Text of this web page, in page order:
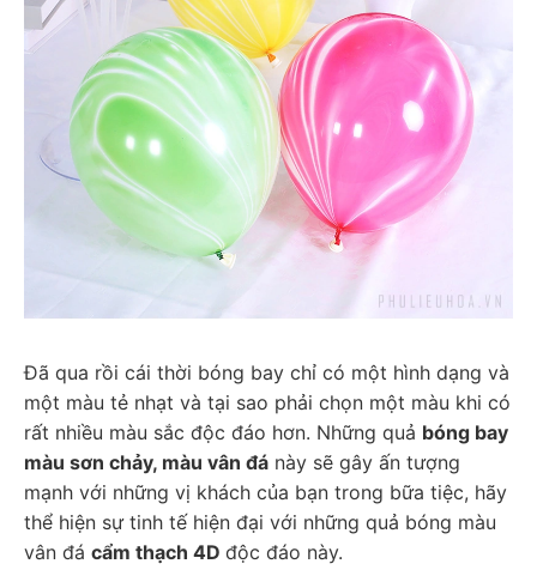
Đã qua rồi cái thời bóng bay chỉ có một hình dạng và
một màu tẻ nhạt và tại sao phải chọn một màu khi có
rất nhiều màu sắc độc đáo hơn. Những quả bóng bay
màu sơn chảy, màu vân đá này sẽ gây ấn tượng
mạnh với những vị khách của bạn trong bữa tiệc, hãy
thể hiện sự tinh tế hiện đại với những quả bóng màu
vân đá cẩm thạch 4D độc đáo này.